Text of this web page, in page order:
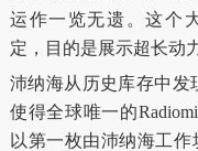
运作一览无遗。这个
定，目的是展示超长动
沛纳海从历史库存中发
使得全球唯一的
以第一枚由沛纳海工